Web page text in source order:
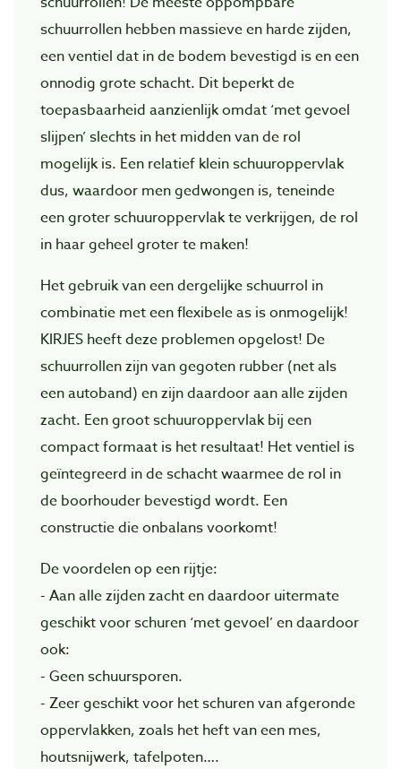
schuurrollen hebben massieve en harde zijden,
een ventiel dat in de bodem bevestigd is en een
onnodig grote schacht. Dit beperkt de
toepasbaarheid aanzienlijk omdat ‘met gevoel
slijpen’ slechts in het midden van de rol
mogelijk is. Een relatief klein schuuroppervlak
dus, waardoor men gedwongen is, teneinde
een groter schuuroppervlak te verkrijgen, de rol
in haar geheel groter te maken!
Het gebruik van een dergelijke schuurrol in
combinatie met een flexibele as is onmogelijk!
KIRJES heeft deze problemen opgelost! De
schuurrollen zijn van gegoten rubber (net als
een autoband) en zijn daardoor aan alle zijden
zacht. Een groot schuuroppervlak bij een
compact formaat is het resultaat! Het ventiel is
geïntegreerd in de schacht waarmee de rol in
de boorhouder bevestigd wordt. Een
constructie die onbalans voorkomt!
De voordelen op een rijtje:
- Aan alle zijden zacht en daardoor uitermate
geschikt voor schuren ‘met gevoel’ en daardoor
ook:
- Geen schuursporen.
- Zeer geschikt voor het schuren van afgeronde
oppervlakken, zoals het heft van een mes,
houtsnijwerk, tafelpoten….